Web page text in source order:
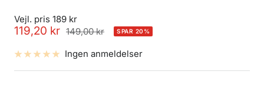
Vejl. pris 189 kr
Udsalgspris
119,20 kr Normalpris
149,00 kr SPAR 20%
Ingen anmeldelser